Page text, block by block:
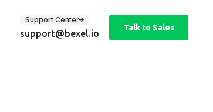
Support Center
support@bexel.io
Talk to Sales